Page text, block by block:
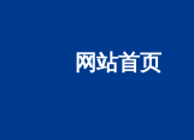
网站首页